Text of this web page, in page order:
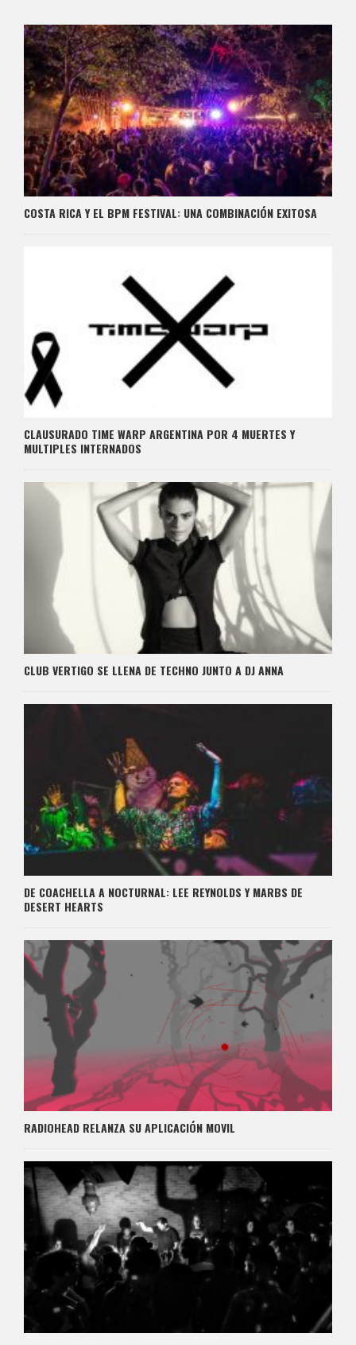
COSTA RICA Y EL BPM FESTIVAL: UNA COMBINACIÓN EXITOSA
CLAUSURADO TIME WARP ARGENTINA POR 4 MUERTES Y
MULTIPLES INTERNADOS
CLUB VERTIGO SE LLENA DE TECHNO JUNTO A DJ ANNA
DE COACHELLA A NOCTURNAL: LEE REYNOLDS Y MARBS DE
DESERT HEARTS
RADIOHEAD RELANZA SU APLICACIÓN MOVIL